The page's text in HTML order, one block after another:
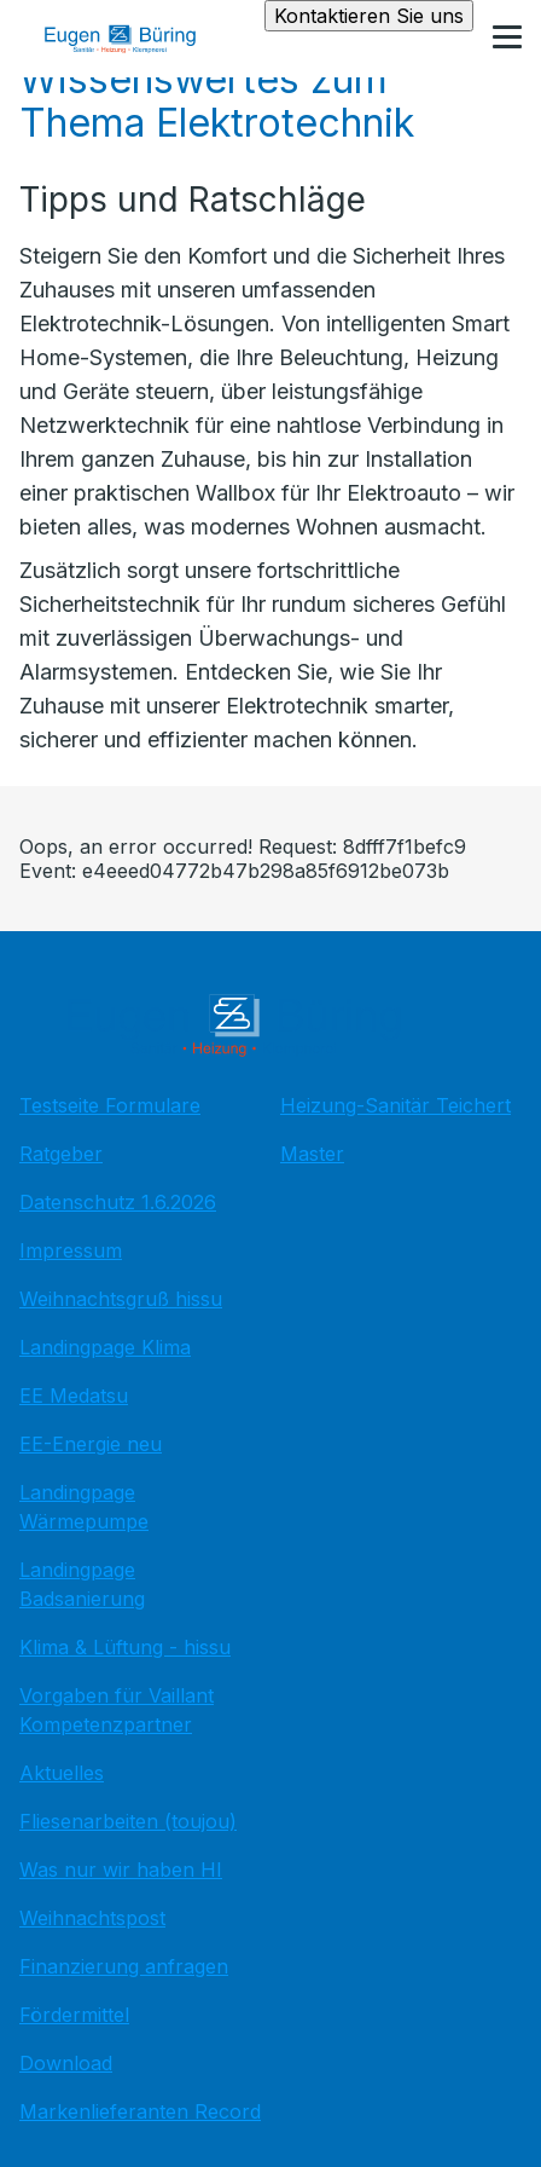
Kontaktieren Sie uns
Wissenswertes zum
Thema Elektrotechnik
Tipps und Ratschläge
Steigern Sie den Komfort und die Sicherheit Ihres
Zuhauses mit unseren umfassenden
Elektrotechnik-Lösungen. Von intelligenten Smart
Home-Systemen, die Ihre Beleuchtung, Heizung
und Geräte steuern, über leistungsfähige
Netzwerktechnik für eine nahtlose Verbindung in
Ihrem ganzen Zuhause, bis hin zur Installation
einer praktischen Wallbox für Ihr Elektroauto – wir
bieten alles, was modernes Wohnen ausmacht.
Zusätzlich sorgt unsere fortschrittliche
Sicherheitstechnik für Ihr rundum sicheres Gefühl
mit zuverlässigen Überwachungs- und
Alarmsystemen. Entdecken Sie, wie Sie Ihr
Zuhause mit unserer Elektrotechnik smarter,
sicherer und effizienter machen können.
Oops, an error occurred! Request: 8dfff7f1befc9
Event: e4eeed04772b47b298a85f6912be073b
Testseite Formulare
Ratgeber
Datenschutz 1.6.2026
Impressum
Weihnachtsgruß hissu
Landingpage Klima
EE Medatsu
EE-Energie neu
Landingpage
Wärmepumpe
Landingpage
Badsanierung
Klima & Lüftung - hissu
Vorgaben für Vaillant
Kompetenzpartner
Aktuelles
Fliesenarbeiten (toujou)
Was nur wir haben HI
Weihnachtspost
Finanzierung anfragen
Fördermittel
Download
Markenlieferanten Record
Heizung-Sanitär Teichert
Master